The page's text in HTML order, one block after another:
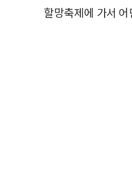
할망축제에 가서